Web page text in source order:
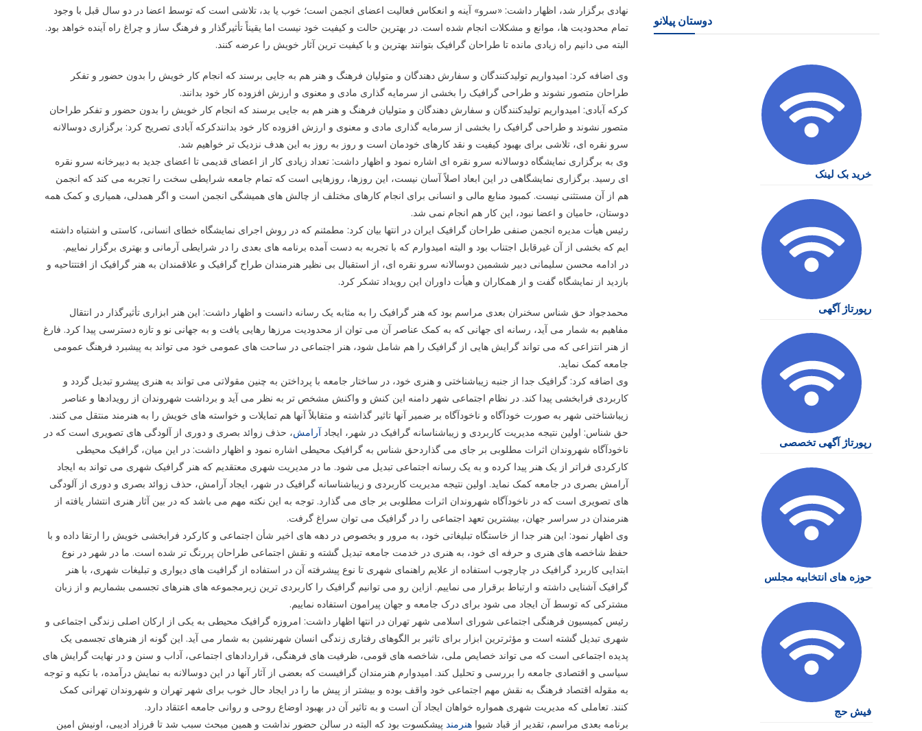
نهادی برگزار شد، اظهار داشت: «سرو» آینه و انعکاس فعالیت اعضای انجمن است؛ خوب یا بد، تلاشی است که توسط اعضا در دو سال قبل با وجود
تمام محدودیت ها، موانع و مشکلات انجام شده است. در بهترین حالت و کیفیت خود نیست اما یقیناً تأثیرگذار و فرهنگ ساز و چراغ راه آینده خواهد بود.
البته می دانیم راه زیادی مانده تا طراحان گرافیک بتوانند بهترین و با کیفیت ترین آثار خویش را عرضه کنند.
وی اضافه کرد: امیدواریم تولیدکنندگان و سفارش دهندگان و متولیان فرهنگ و هنر هم به جایی برسند که انجام کار خویش را بدون حضور و تفکر
طراحان متصور نشوند و طراحی گرافیک را بخشی از سرمایه گذاری مادی و معنوی و ارزش افزوده کار خود بدانند.
کرکه آبادی: امیدواریم تولیدکنندگان و سفارش دهندگان و متولیان فرهنگ و هنر هم به جایی برسند که انجام کار خویش را بدون حضور و تفکر طراحان
متصور نشوند و طراحی گرافیک را بخشی از سرمایه گذاری مادی و معنوی و ارزش افزوده کار خود بدانندکرکه آبادی تصریح کرد: برگزاری دوسالانه
سرو نقره ای، تلاشی برای بهبود کیفیت و نقد کارهای خودمان است و روز به روز به این هدف نزدیک تر خواهیم شد.
وی به برگزاری نمایشگاه دوسالانه سرو نقره ای اشاره نمود و اظهار داشت: تعداد زیادی کار از اعضای قدیمی تا اعضای جدید به دبیرخانه سرو نقره
ای رسید. برگزاری نمایشگاهی در این ابعاد اصلاً آسان نیست، این روزها، روزهایی است که تمام جامعه شرایطی سخت را تجربه می کند که انجمن
هم از آن مستثنی نیست. کمبود منابع مالی و انسانی برای انجام کارهای مختلف از چالش های همیشگی انجمن است و اگر همدلی، همیاری و کمک همه
دوستان، حامیان و اعضا نبود، این کار هم انجام نمی شد.
رئیس هیأت مدیره انجمن صنفی طراحان گرافیک ایران در انتها بیان کرد: مطمئنم که در روش اجرای نمایشگاه خطای انسانی، کاستی و اشتباه داشته
ایم که بخشی از آن غیرقابل اجتناب بود و البته امیدوارم که با تجربه به دست آمده برنامه های بعدی را در شرایطی آرمانی و بهتری برگزار نماییم.
در ادامه محسن سلیمانی دبیر ششمین دوسالانه سرو نقره ای، از استقبال بی نظیر هنرمندان طراح گرافیک و علاقمندان به هنر گرافیک از افتتتاحیه و
بازدید از نمایشگاه گفت و از همکاران و هیأت داوران این رویداد تشکر کرد.
محمدجواد حق شناس سخنران بعدی مراسم بود که هنر گرافیک را به مثابه یک رسانه دانست و اظهار داشت: این هنر ابزاری تأثیرگذار در انتقال
مفاهیم به شمار می آید، رسانه ای جهانی که به کمک عناصر آن می توان از محدودیت مرزها رهایی یافت و به جهانی نو و تازه دسترسی پیدا کرد. فارغ
از هنر انتزاعی که می تواند گرایش هایی از گرافیک را هم شامل شود، هنر اجتماعی در ساحت های عمومی خود می تواند به پیشبرد فرهنگ عمومی
جامعه کمک نماید.
وی اضافه کرد: گرافیک جدا از جنبه زیباشناختی و هنری خود، در ساختار جامعه با پرداختن به چنین مقولاتی می تواند به هنری پیشرو تبدیل گردد و
کاربردی فرابخشی پیدا کند. در نظام اجتماعی شهر دامنه این کنش و واکنش مشخص تر به نظر می آید و برداشت شهروندان از رویدادها و عناصر
زیباشناختی شهر به صورت خودآگاه و ناخودآگاه بر ضمیر آنها تاثیر گذاشته و متقابلاً آنها هم تمایلات و خواسته های خویش را به هنرمند منتقل می کنند.
حق شناس: اولین نتیجه مدیریت کاربردی و زیباشناسانه گرافیک در شهر، ایجادآرامش، حذف زوائد بصری و دوری از آلودگی های تصویری است که در
ناخودآگاه شهروندان اثرات مطلوبی بر جای می گذاردحق شناس به گرافیک محیطی اشاره نمود و اظهار داشت: در این میان، گرافیک محیطی
کارکردی فراتر از یک هنر پیدا کرده و به یک رسانه اجتماعی تبدیل می شود. ما در مدیریت شهری معتقدیم که هنر گرافیک شهری می تواند به ایجاد
آرامش بصری در جامعه کمک نماید. اولین نتیجه مدیریت کاربردی و زیباشناسانه گرافیک در شهر، ایجاد آرامش، حذف زوائد بصری و دوری از آلودگی
های تصویری است که در ناخودآگاه شهروندان اثرات مطلوبی بر جای می گذارد. توجه به این نکته مهم می باشد که در بین آثار هنری انتشار یافته از
هنرمندان در سراسر جهان، بیشترین تعهد اجتماعی را در گرافیک می توان سراغ گرفت.
وی اظهار نمود: این هنر جدا از خاستگاه تبلیغاتی خود، به مرور و بخصوص در دهه های اخیر شأن اجتماعی و کارکرد فرابخشی خویش را ارتقا داده و با
حفظ شاخصه های هنری و حرفه ای خود، به هنری در خدمت جامعه تبدیل گشته و نقش اجتماعی طراحان پررنگ تر شده است. ما در شهر در نوع
ابتدایی کاربرد گرافیک در چارچوب استفاده از علایم راهنمای شهری تا نوع پیشرفته آن در استفاده از گرافیت های دیواری و تبلیغات شهری، با هنر
گرافیک آشنایی داشته و ارتباط برقرار می نماییم. ازاین رو می توانیم گرافیک را کاربردی ترین زیرمجموعه های هنرهای تجسمی بشماریم و از زبان
مشترکی که توسط آن ایجاد می شود برای درک جامعه و جهان پیرامون استفاده نماییم.
رئیس کمیسیون فرهنگی اجتماعی شورای اسلامی شهر تهران در انتها اظهار داشت: امروزه گرافیک محیطی به یکی از ارکان اصلی زندگی اجتماعی و
شهری تبدیل گشته است و مؤثرترین ابزار برای تاثیر بر الگوهای رفتاری زندگی انسان شهرنشین به شمار می آید. این گونه از هنرهای تجسمی یک
پدیده اجتماعی است که می تواند خصایص ملی، شاخصه های قومی، ظرفیت های فرهنگی، قراردادهای اجتماعی، آداب و سنن و در نهایت گرایش های
سیاسی و اقتصادی جامعه را بررسی و تحلیل کند. امیدوارم هنرمندان گرافیست که بعضی از آثار آنها در این دوسالانه به نمایش درآمده، با تکیه و توجه
به مقوله اقتصاد فرهنگ به نقش مهم اجتماعی خود واقف بوده و بیشتر از پیش ما را در ایجاد حال خوب برای شهر تهران و شهروندان تهرانی کمک
کنند. تعاملی که مدیریت شهری همواره خواهان ایجاد آن است و به تاثیر آن در بهبود اوضاع روحی و روانی جامعه اعتقاد دارد.
برنامه بعدی مراسم، تقدیر از قباد شیوا هنرمند پیشکسوت بود که البته در سالن حضور نداشت و همین مبحث سبب شد تا فرزاد ادیبی، اونیش امین
دوستان پیلانو
خرید بک لینک
رپورتاژ آگهی
رپورتاژ آگهی تخصصی
حوزه های انتخابیه مجلس
فیش حج